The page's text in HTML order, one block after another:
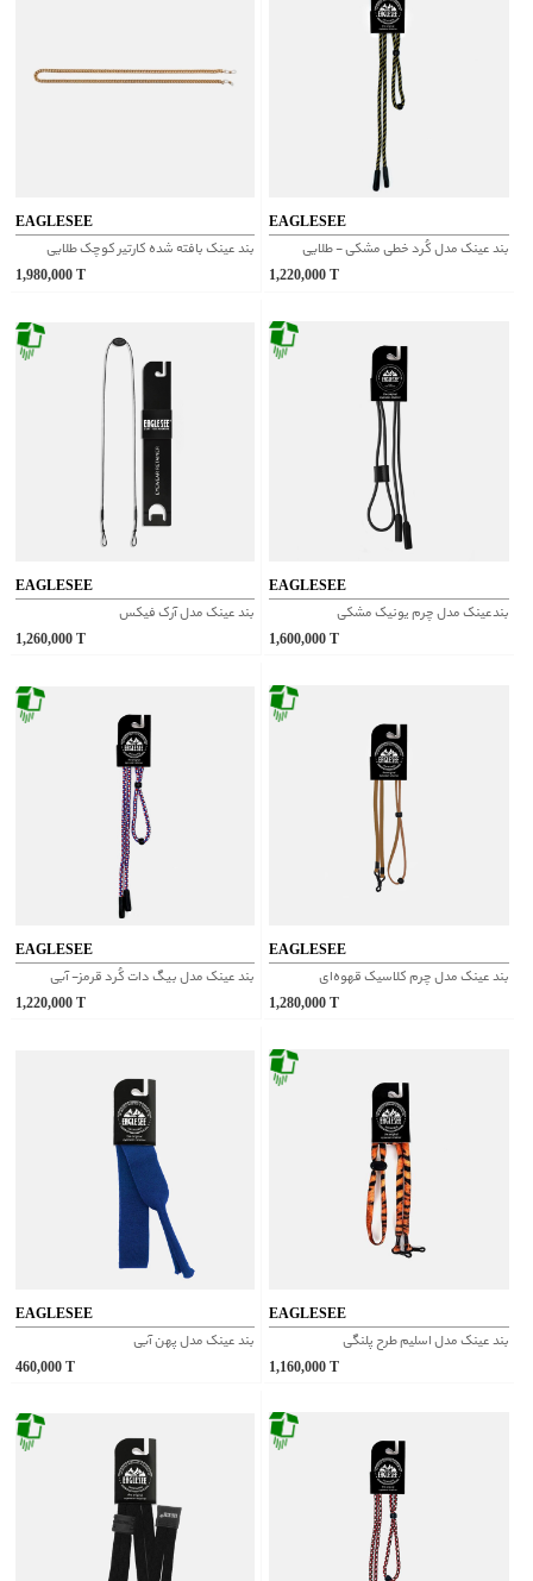
EAGLESEE
بند عینک بافته شده کارتیر کوچک طلایی
1,980,000
EAGLESEE
بند عینک مدل کُرد خطی مشکی - طلایی
1,220,000
EAGLESEE
بند عینک مدل آرک فیکس
1,260,000
EAGLESEE
بندعینک مدل چرم یونیک مشکی
1,600,000
EAGLESEE
بند عینک مدل بیگ دات کُرد قرمز- آبی
1,220,000
EAGLESEE
بند عینک مدل چرم کلاسیک قهوه‌ای
1,280,000
EAGLESEE
بند عینک مدل پهن آبی
460,000
EAGLESEE
بند عینک مدل اسلیم طرح پلنگی
1,160,000